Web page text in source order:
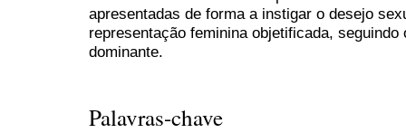
apresentadas de forma a instigar o desejo
representação feminina objetificada, seguindo
dominante.
Palavras-chave